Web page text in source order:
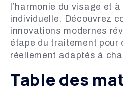
l’harmonie du visage et à
individuelle. Découvrez
innovations modernes
étape du traitement
réellement adaptés à
Table des